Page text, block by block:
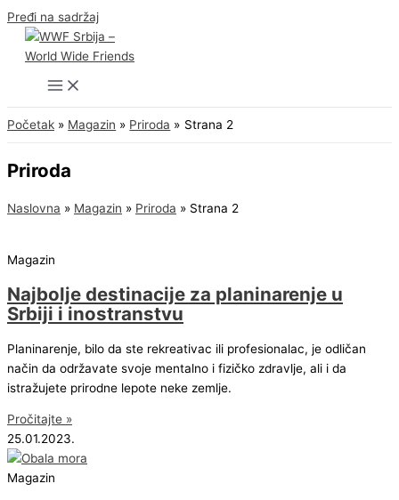
Pređi na sadržaj
Početak Magazin Priroda Strana 2
Priroda
Naslovna » Magazin » Priroda » Strana 2
Magazin
Najbolje destinacije za planinarenje u
Srbiji i inostranstvu
Planinarenje, bilo da ste rekreativac ili profesionalac, je odličan
način da održavate svoje mentalno i fizičko zdravlje, ali i da
istražujete prirodne lepote neke zemlje.
Pročitajte »
25.01.2023.
Magazin